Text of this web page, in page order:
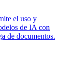
el uso y
de IA con
de documentos.